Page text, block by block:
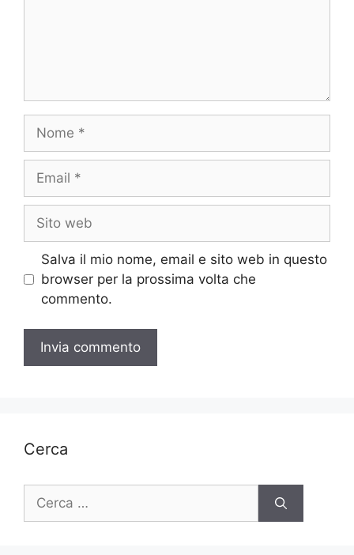
web
Salva il mio nome, email e sito web in questo
browser per la prossima volta che
commento.
Cerca
Ricerca